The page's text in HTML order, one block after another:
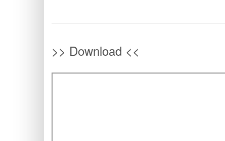
>> Download <<